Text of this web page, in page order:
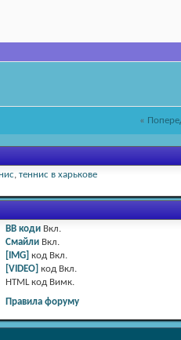
«
, теннис в харькове
BB коди Вкл.
Смайли Вкл.
[IMG] код Вкл.
[VIDEO] код Вкл.
HTML код Вимк.
Правила форуму